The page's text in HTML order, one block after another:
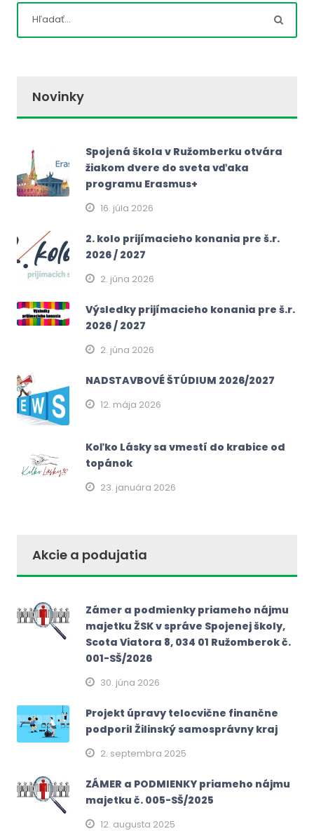
Novinky
Spojená škola v Ružomberku otvára
žiakom dvere do sveta vďaka
programu Erasmus+
16. júla 2026
2. kolo prijímacieho konania pre š.r.
2026 / 2027
2. júna 2026
Výsledky prijímacieho konania pre š.r.
2026 / 2027
2. júna 2026
NADSTAVBOVÉ ŠTÚDIUM 2026/2027
12. mája 2026
Koľko Lásky sa vmestí do krabice od
topánok
23. januára 2026
Akcie a podujatia
Zámer a podmienky priameho nájmu
majetku ŽSK v správe Spojenej školy,
Scota Viatora 8, 034 01 Ružomberok č.
001-SŠ/2026
30. júna 2026
Projekt úpravy telocvične finančne
podporil Žilinský samosprávny kraj
2. septembra 2025
ZÁMER a PODMIENKY priameho nájmu
majetku č. 005-SŠ/2025
12. augusta 2025